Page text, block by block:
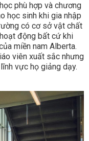
phù hợp và chương
học sinh khi gia nhập
có cơ sở vật chất
động bất cứ khi
miền nam Alberta.
viên xuất sắc nhưng
vực họ giảng dạy.